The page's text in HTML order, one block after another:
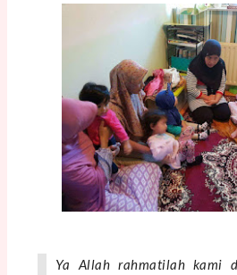
Ya Allah rahmatilah kami